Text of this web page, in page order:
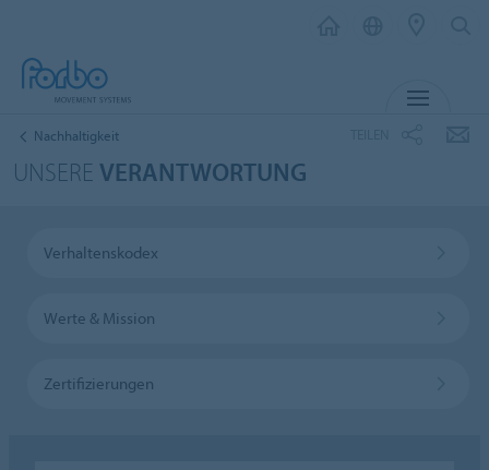
Nachhaltigkeit
UNSERE VERANTWORTUNG
Verhaltenskodex
Werte & Mission
Zertifizierungen